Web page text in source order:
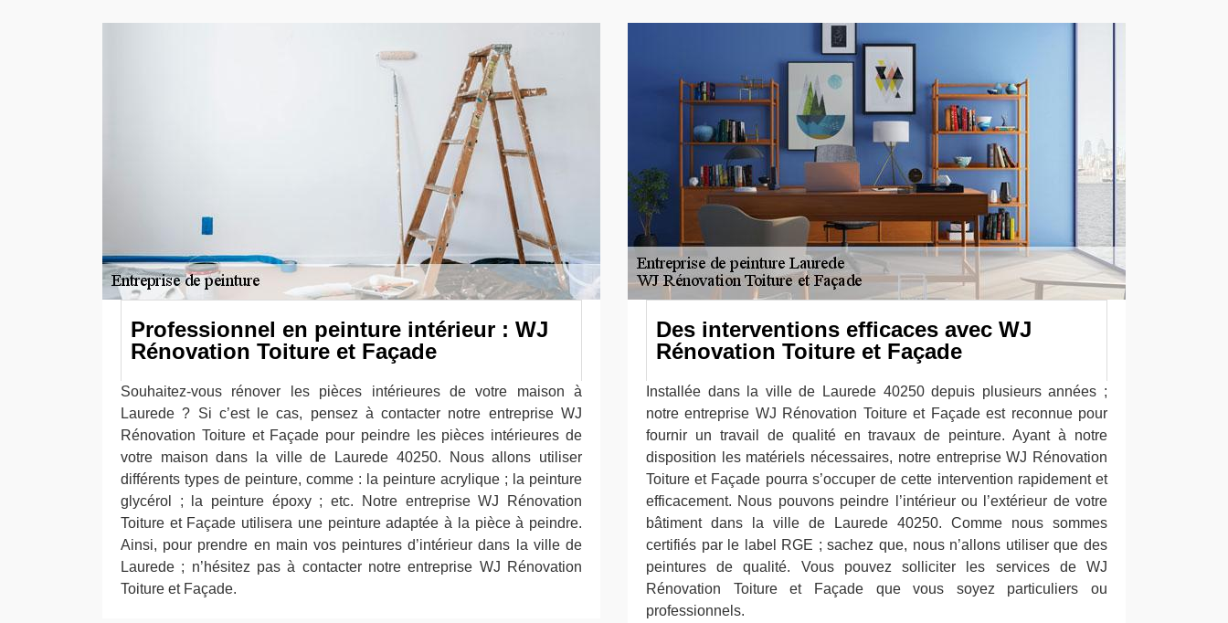
Professionnel en peinture intérieur : WJ
Rénovation Toiture et Façade
Souhaitez-vous rénover les pièces intérieures de votre maison à
Laurede ? Si c’est le cas, pensez à contacter notre entreprise WJ
Rénovation Toiture et Façade pour peindre les pièces intérieures de
votre maison dans la ville de Laurede 40250. Nous allons utiliser
différents types de peinture, comme : la peinture acrylique ; la peinture
glycérol ; la peinture époxy ; etc. Notre entreprise WJ Rénovation
Toiture et Façade utilisera une peinture adaptée à la pièce à peindre.
Ainsi, pour prendre en main vos peintures d’intérieur dans la ville de
Laurede ; n’hésitez pas à contacter notre entreprise WJ Rénovation
Toiture et Façade.
Des interventions efficaces avec WJ
Rénovation Toiture et Façade
Installée dans la ville de Laurede 40250 depuis plusieurs années ;
notre entreprise WJ Rénovation Toiture et Façade est reconnue pour
fournir un travail de qualité en travaux de peinture. Ayant à notre
disposition les matériels nécessaires, notre entreprise WJ Rénovation
Toiture et Façade pourra s’occuper de cette intervention rapidement et
efficacement. Nous pouvons peindre l’intérieur ou l’extérieur de votre
bâtiment dans la ville de Laurede 40250. Comme nous sommes
certifiés par le label RGE ; sachez que, nous n’allons utiliser que des
peintures de qualité. Vous pouvez solliciter les services de WJ
Rénovation Toiture et Façade que vous soyez particuliers ou
professionnels.